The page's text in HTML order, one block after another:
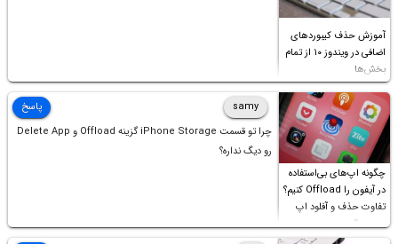
آموزش حذف کیبوردهای
اضافی در ویندوز ۱۰ از تمام
بخش‌ها
چگونه اپ‌های بی‌استفاده
در آیفون را Offload کنیم؟
تفاوت حذف و آفلود اپ
چیست؟
samy
چرا تو قسمت iPhone Storage گزینه Offload و Delete App
رو دیگ نداره؟
پاسخ